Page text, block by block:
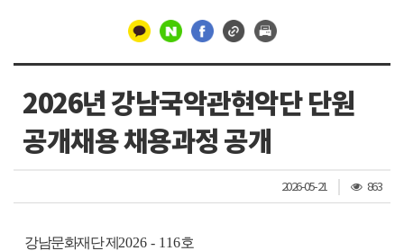
분
선
2026년 강남국악관현악단 단원
공개채용 채용과정 공개
2026-05-21
조
회
863
강남문화재단 제 2026 - 116호